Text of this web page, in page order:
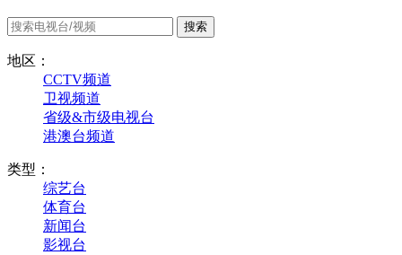
地区：
CCTV频道
卫视频道
省级&市级电视台
港澳台频道
类型：
综艺台
体育台
新闻台
影视台